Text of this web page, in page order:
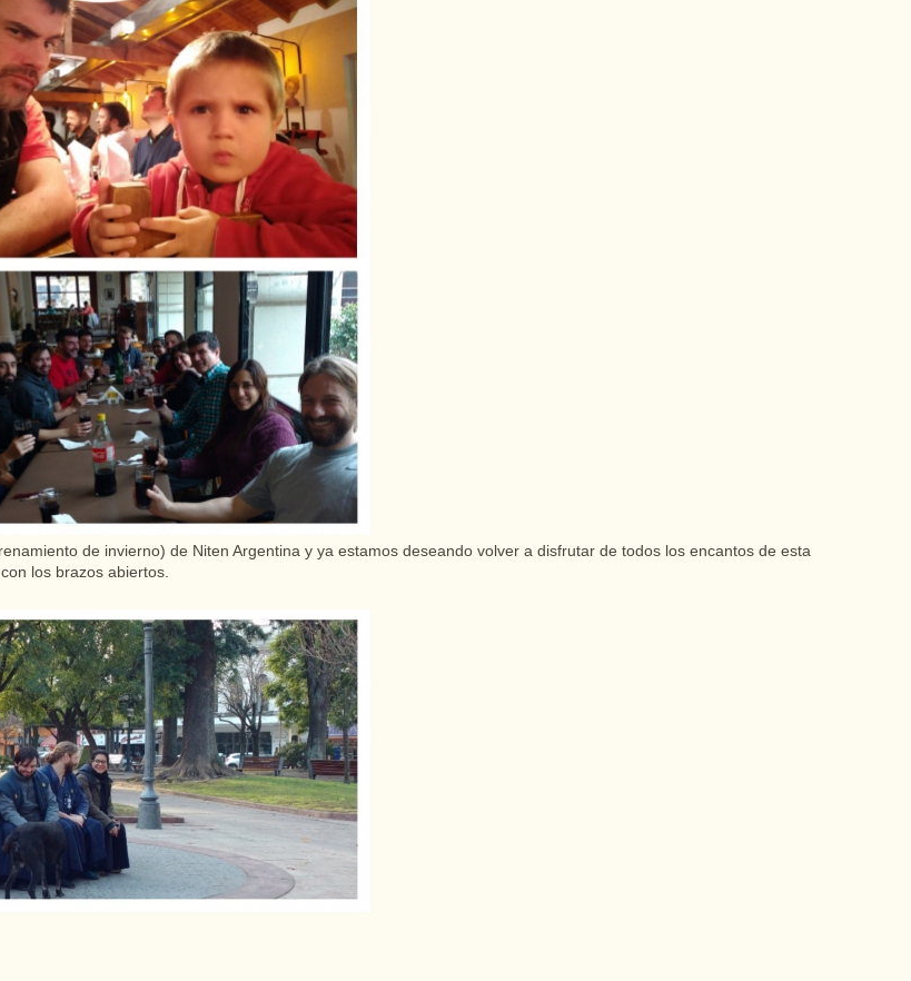
de invierno) de Niten Argentina y ya estamos deseando volver a disfrutar de todos los encantos de esta
los brazos abiertos.